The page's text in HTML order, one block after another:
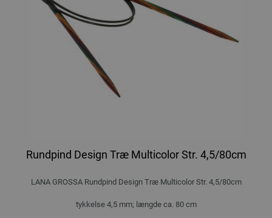
Rundpind Design Træ Multicolor Str. 4,5/80cm
LANA GROSSA Rundpind Design Træ Multicolor Str. 4,5/80cm
tykkelse 4,5 mm; længde ca. 80 cm